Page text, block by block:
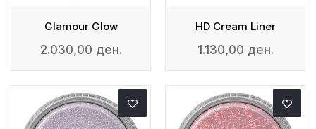
Glamour Glow
2.030,00 ден.
HD Cream Liner
1.130,00 ден.